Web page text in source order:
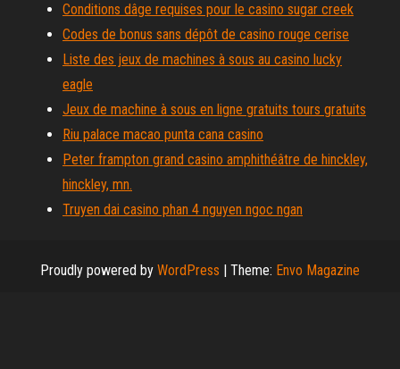
Conditions dâge requises pour le casino sugar creek
Codes de bonus sans dépôt de casino rouge cerise
Liste des jeux de machines à sous au casino lucky
eagle
Jeux de machine à sous en ligne gratuits tours gratuits
Riu palace macao punta cana casino
Peter frampton grand casino amphithéâtre de hinckley,
hinckley, mn.
Truyen dai casino phan 4 nguyen ngoc ngan
Proudly powered by WordPress | Theme: Envo Magazine